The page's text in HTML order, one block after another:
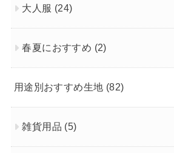
大人服 (24)
春夏におすすめ (2)
用途別おすすめ生地 (82)
雑貨用品 (5)